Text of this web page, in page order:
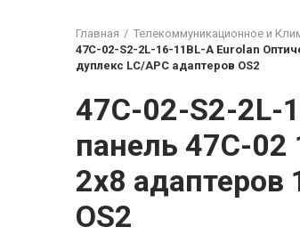
Главная Телекоммуникационное и
47C-02-S2-2L-16-11BL-A Eurolan
дуплекс LC/APC адаптеров OS2
47C-02-S2-2L-
панель 47C-02
2х8 адаптеров
OS2